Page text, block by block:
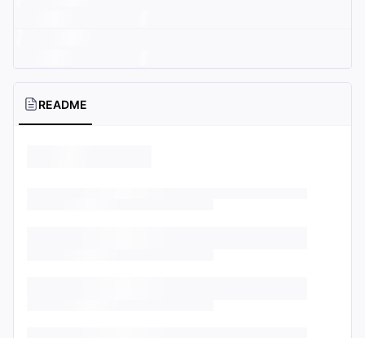
README